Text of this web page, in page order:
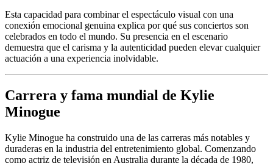
Esta capacidad para combinar el espectáculo visual con una
conexión emocional genuina explica por qué sus conciertos son
celebrados en todo el mundo. Su presencia en el escenario
demuestra que el carisma y la autenticidad pueden elevar cualquier
actuación a una experiencia inolvidable.
Carrera y fama mundial de Kylie
Minogue
Kylie Minogue ha construido una de las carreras más notables y
duraderas en la industria del entretenimiento global. Comenzando
como actriz de televisión en Australia durante la década de 1980,